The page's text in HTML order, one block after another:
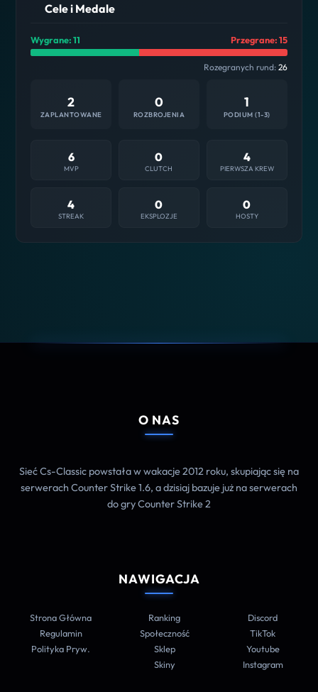
Cele i Medale
Wygrane: 11 Przegrane: 15
Rozegranych rund: 26
2
ZAPLANTOWANE
0
ROZBROJENIA
1
PODIUM (1-3)
6
MVP
0
CLUTCH
4
PIERWSZA KREW
4
STREAK
0
EKSPLOZJE
0
HOSTY
O NAS
Sieć Cs-Classic powstała w wakacje 2012 roku, skupiając się na
serwerach Counter Strike 1.6, a dzisiaj bazuje już na serwerach
do gry Counter Strike 2
NAWIGACJA
Strona Główna
Regulamin
Polityka Pryw.
Ranking
Społeczność
Sklep
Skiny
Discord
TikTok
Youtube
Instagram